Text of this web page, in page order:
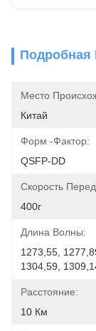
Место
Китай
Форм -фактор:
QSFP-DD
Скорость
400г
Длина Волны:
1273,55,
1304,59,
Расстояние:
10 Км